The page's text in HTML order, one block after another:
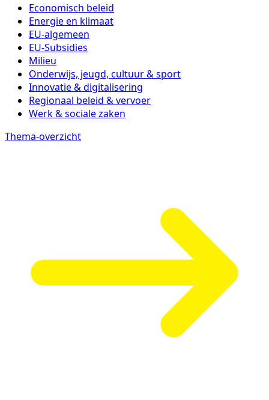
Economisch beleid
Energie en klimaat
EU-algemeen
EU-Subsidies
Milieu
Onderwijs, jeugd, cultuur & sport
Innovatie & digitalisering
Regionaal beleid & vervoer
Werk & sociale zaken
Thema-overzicht